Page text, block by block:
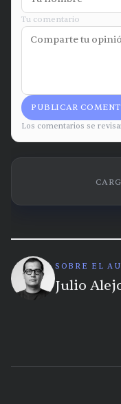
Tu comentario
PUBLICAR
Los comentarios se
SOBRE EL
Julio